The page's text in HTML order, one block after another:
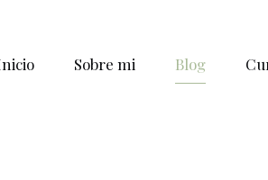
Sobre mi Blog